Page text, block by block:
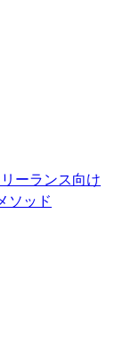
ーランス向け
ソッド